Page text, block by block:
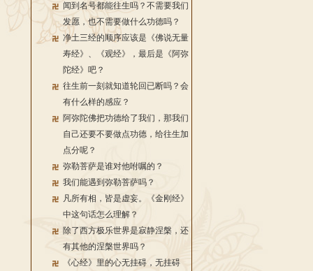
闻到名号都能往生吗？不需要我们
发愿，也不需要做什么功德吗？
净土三经的顺序应该是《佛说无量
寿经》、《观经》，最后是《阿弥
陀经》吧？
往生前一刻就知道轮回已断吗？会
有什么样的感应？
阿弥陀佛把功德给了我们，那我们
自己还要不要做点功德，给往生加
点分呢？
弥勒菩萨是谁对他咐嘱的？
我们能遇到弥勒菩萨吗？
凡所有相，皆是虚妄。《金刚经》
中这句话怎么理解？
除了西方极乐世界是寂静涅槃，还
有其他的涅槃世界吗？
《心经》里的心无挂碍，无挂碍